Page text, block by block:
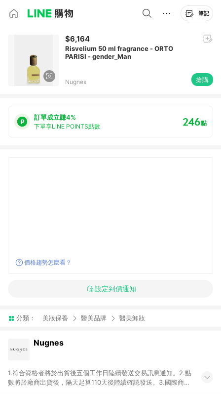
筆記
$6,164
Risvelium 50 ml fragrance - ORTO
PARISI - gender_Man
Nugnes 搶購
訂單成立賺4%
下單享LINE POINTS點數 246點
價格趨勢怎麼看？
設定到價通知
分類： 美妝保養 醫美品牌 醫美卸妝
Nugnes
1.符合資格者將於出貨後五個工作日陸續發送交易訊息通知。2.點
數將於廠商出貨後，隔天起算110天後陸續確認發送。3.國際商家